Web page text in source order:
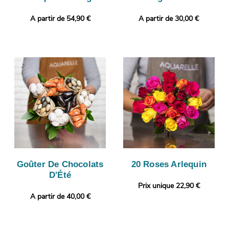
A partir de 54,90 € A partir de 30,00 €
Goûter De Chocolats
D'Été
A partir de 40,00 €
20 Roses Arlequin
Prix unique 22,90 €